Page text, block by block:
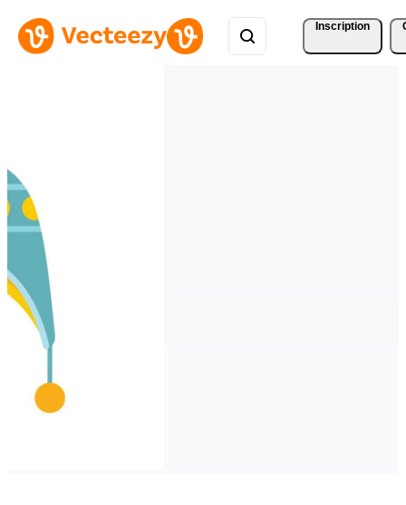
Inscription